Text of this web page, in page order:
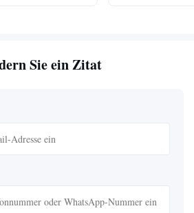
Sie ein Zitat